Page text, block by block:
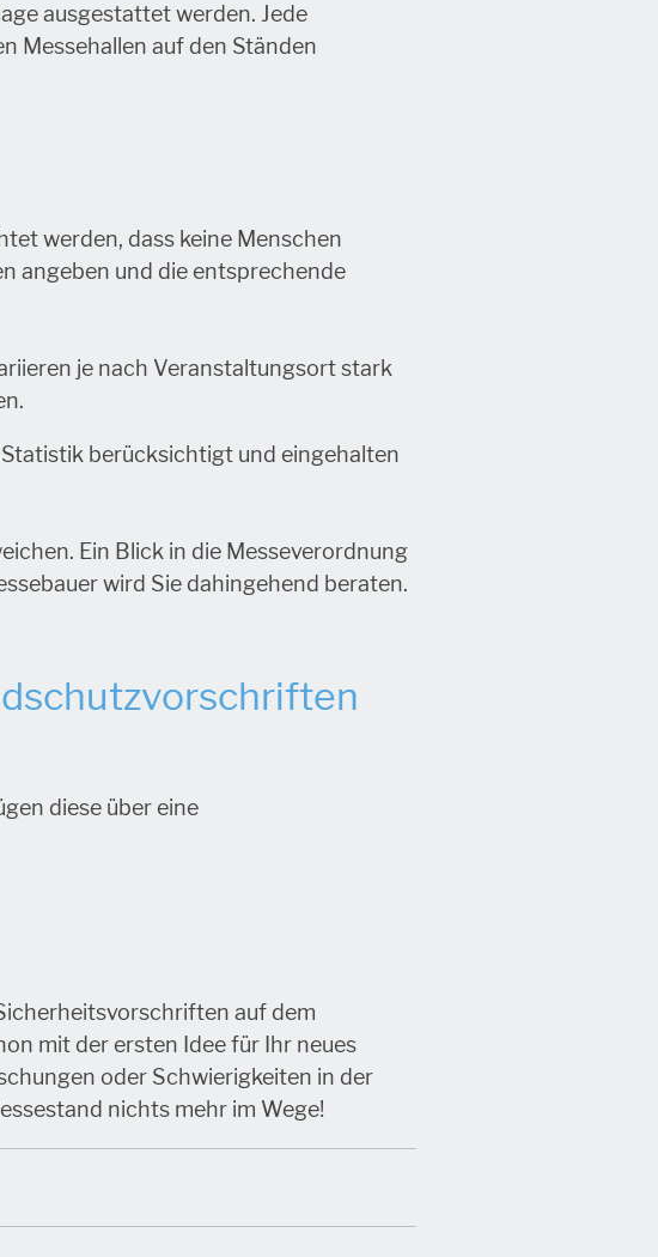
ausgestattet werden. Jede
Messehallen auf den Ständen
werden, dass keine Menschen
angeben und die entsprechende
je nach Veranstaltungsort stark
berücksichtigt und eingehalten
Ein Blick in die Messeverordnung
wird Sie dahingehend beraten.
diese über eine
auf dem
mit der ersten Idee für Ihr neues
oder Schwierigkeiten in der
nichts mehr im Wege!